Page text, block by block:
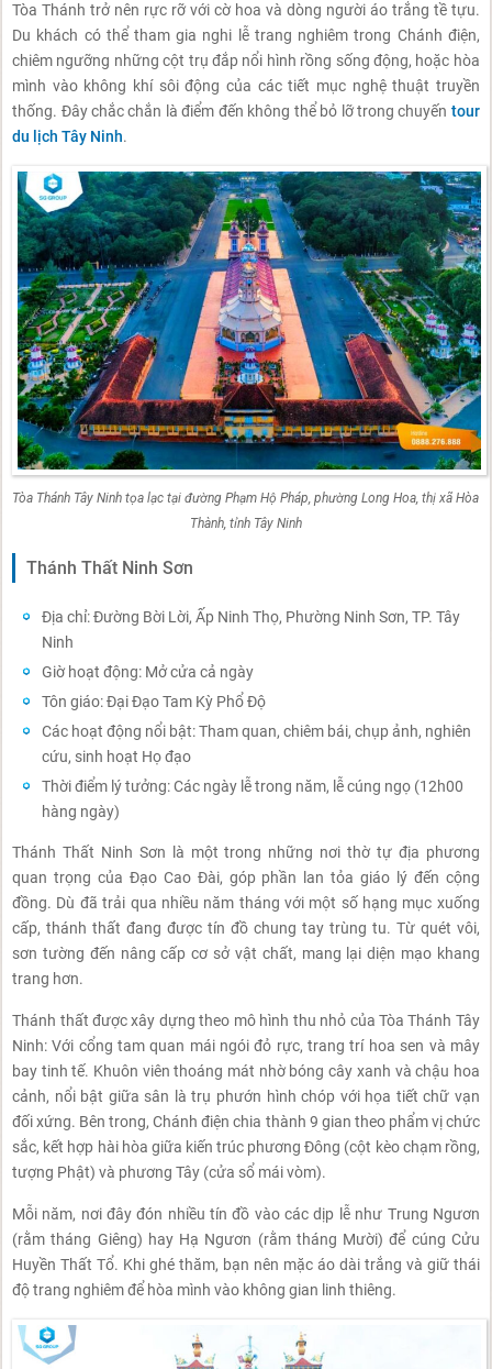
Tòa Thánh trở nên rực rỡ với cờ hoa và dòng người áo trắng tề tựu.
Du khách có thể tham gia nghi lễ trang nghiêm trong Chánh điện,
chiêm ngưỡng những cột trụ đắp nổi hình rồng sống động, hoặc hòa
mình vào không khí sôi động của các tiết mục nghệ thuật truyền
thống. Đây chắc chắn là điểm đến không thể bỏ lỡ trong chuyến tour
du lịch Tây Ninh.
Tòa Thánh Tây Ninh tọa lạc tại đường Phạm Hộ Pháp, phường Long Hoa, thị xã Hòa
Thành, tỉnh Tây Ninh
Thánh Thất Ninh Sơn
Địa chỉ: Đường Bời Lời, Ấp Ninh Thọ, Phường Ninh Sơn, TP. Tây
Ninh
Giờ hoạt động: Mở cửa cả ngày
Tôn giáo: Đại Đạo Tam Kỳ Phổ Độ
Các hoạt động nổi bật: Tham quan, chiêm bái, chụp ảnh, nghiên
cứu, sinh hoạt Họ đạo
Thời điểm lý tưởng: Các ngày lễ trong năm, lễ cúng ngọ (12h00
hàng ngày)
Thánh Thất Ninh Sơn là một trong những nơi thờ tự địa phương
quan trọng của Đạo Cao Đài, góp phần lan tỏa giáo lý đến cộng
đồng. Dù đã trải qua nhiều năm tháng với một số hạng mục xuống
cấp, thánh thất đang được tín đồ chung tay trùng tu. Từ quét vôi,
sơn tường đến nâng cấp cơ sở vật chất, mang lại diện mạo khang
trang hơn.
Thánh thất được xây dựng theo mô hình thu nhỏ của Tòa Thánh Tây
Ninh: Với cổng tam quan mái ngói đỏ rực, trang trí hoa sen và mây
bay tinh tế. Khuôn viên thoáng mát nhờ bóng cây xanh và chậu hoa
cảnh, nổi bật giữa sân là trụ phướn hình chóp với họa tiết chữ vạn
đối xứng. Bên trong, Chánh điện chia thành 9 gian theo phẩm vị chức
sắc, kết hợp hài hòa giữa kiến trúc phương Đông (cột kèo chạm rồng,
tượng Phật) và phương Tây (cửa sổ mái vòm).
Mỗi năm, nơi đây đón nhiều tín đồ vào các dịp lễ như Trung Ngươn
(rằm tháng Giêng) hay Hạ Ngươn (rằm tháng Mười) để cúng Cửu
Huyền Thất Tổ. Khi ghé thăm, bạn nên mặc áo dài trắng và giữ thái
độ trang nghiêm để hòa mình vào không gian linh thiêng.